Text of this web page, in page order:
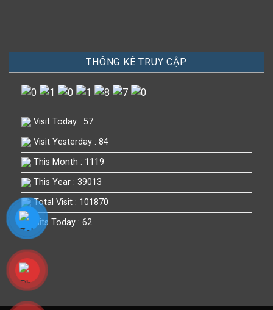
THÔNG KÊ TRUY CẬP
Visit Today : 57
Visit Yesterday : 84
This Month : 1119
This Year : 39013
Total Visit : 101870
Hits Today : 62